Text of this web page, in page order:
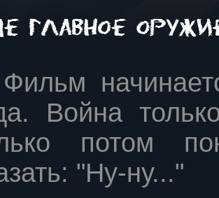
Фильм
Война
потом
"Ну-ну..."